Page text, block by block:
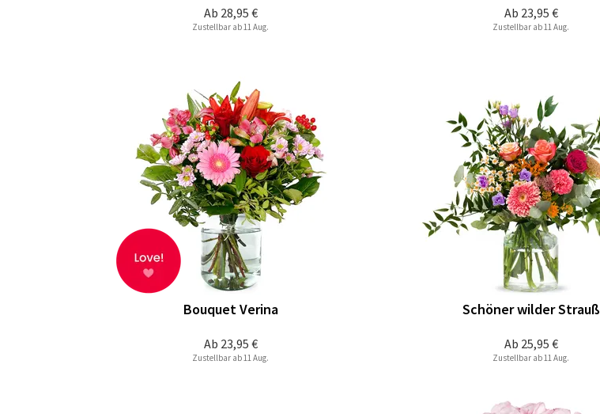
Ab 28,95 €
Zustellbar ab 11 Aug.
Ab 23,95 €
Zustellbar ab 11 Aug.
Ab 23,95 €
Bouquet Verina
Zustellbar ab 11 Aug.
Ab 25,95 €
Schöner wilder Strauß
Zustellbar ab 11 Aug.